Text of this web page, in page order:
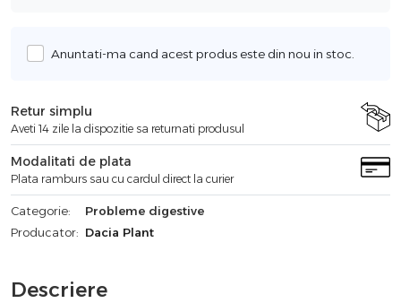
Anuntati-ma cand acest produs este din nou in stoc.
Retur simplu
Aveti 14 zile la dispozitie sa returnati produsul
Modalitati de plata
Plata ramburs sau cu cardul direct la curier
Categorie:
Probleme digestive
Producator: Dacia Plant
Descriere